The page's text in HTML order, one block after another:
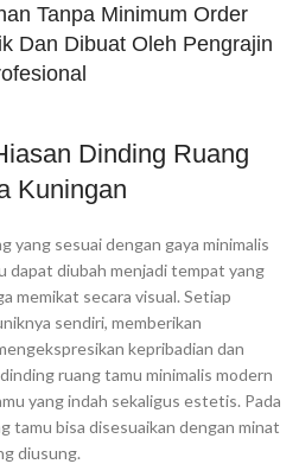
Tanpa Minimum Order
Dan Dibuat Oleh Pengrajin
Dinding Ruang
Kuningan
yang sesuai dengan gaya minimalis
dapat diubah menjadi tempat yang
memikat secara visual. Setiap
sendiri, memberikan
kepribadian dan
ruang tamu minimalis modern
yang indah sekaligus estetis. Pada
tamu bisa disesuaikan dengan minat
diusung.